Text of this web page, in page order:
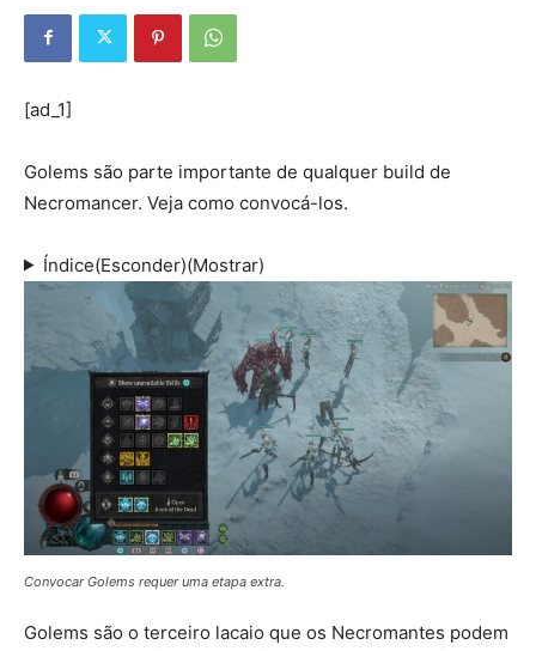
[ad_1]
Golems são parte importante de qualquer build de
Necromancer. Veja como convocá-los.
Índice(Esconder)(Mostrar)
Convocar Golems requer uma etapa extra.
Golems são o terceiro lacaio que os Necromantes podem